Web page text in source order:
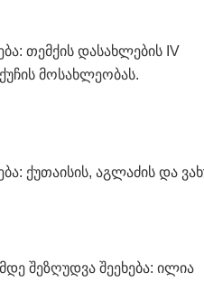
თემქის დასახლების IV
მოსახლეობას.
ქუთაისის, აგლაძის და
შეზღუდვა შეეხება: ილია